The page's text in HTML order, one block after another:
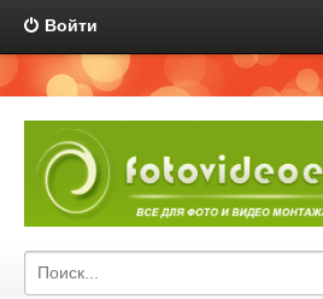
Войти